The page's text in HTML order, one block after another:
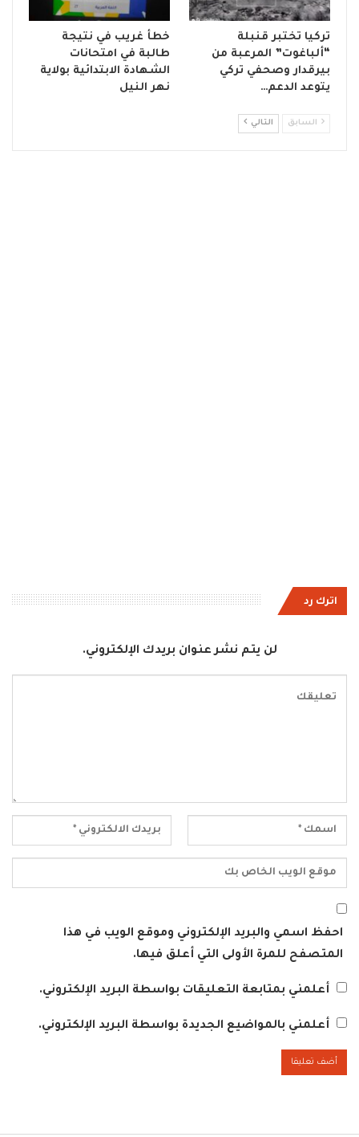
تركيا تختبر قنبلة
“ألباغوت” المرعبة من
بيرقدار وصحفي تركي
يتوعد الدعم…
خطأ غريب في نتيجة
طالبة في امتحانات
الشهادة الابتدائية بولاية
نهر النيل
السابق التالي
اترك رد
لن يتم نشر عنوان بريدك الإلكتروني.
احفظ اسمي والبريد الإلكتروني وموقع الويب في هذا
المتصفح للمرة الأولى التي أعلق فيها.
أعلمني بمتابعة التعليقات بواسطة البريد الإلكتروني.
أعلمني بالمواضيع الجديدة بواسطة البريد الإلكتروني.